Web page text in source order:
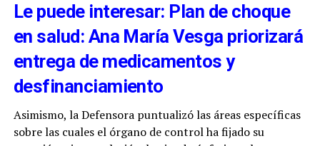
Le puede interesar: Plan de choque
en salud: Ana María Vesga priorizará
entrega de medicamentos y
desfinanciamiento
Asimismo, la Defensora puntualizó las áreas específicas
sobre las cuales el órgano de control ha fijado su